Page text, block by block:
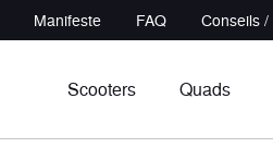
Scooters Quads
Manifeste FAQ Conseils